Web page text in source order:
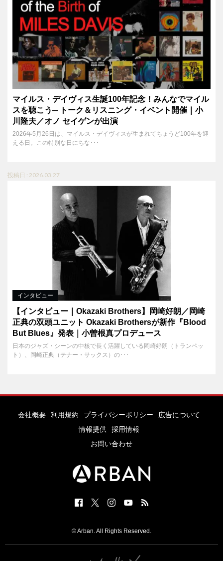
マイルス・デイヴィス生誕100年記念！みんなでマイル
スを聴こう─ トーク＆リスニング・イベント開催｜小
川隆夫／オノ セイゲンが出演
2026年5月26日は、マイルス・デイヴィスが生まれてちょうど100年を迎
える日。この特別な日にちな･･･
投稿日 : 2026.03.27
インタビュー
【インタビュー｜Okazaki Brothers】岡崎好朗／岡崎
正典の双頭ユニット Okazaki Brothersが新作『Blood
But Blues』発表｜小曽根真プロデュース
日本のジャズ・シーンの中核で長く活躍している岡崎好朗（トランペッ
ト）、岡崎正典（テナー・サックス）の･･･
会社概要 利用規約 プライバシーポリシー
広告について
情報提供
採用情報
お問い合わせ
© Arban. All Rights Reserved.